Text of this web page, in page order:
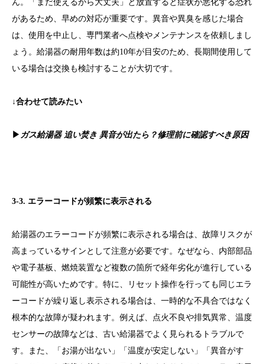
ん。「まだ使えるから大丈夫」と放置すると症状が悪化する恐れ
があるため、早めの対応が重要です。異音や異臭を感じた場合
は、使用を中止し、専門業者へ点検やメンテナンスを依頼しまし
ょう。給湯器の耐用年数は約10年が目安のため、長期間使用して
いる場合は交換も検討することが大切です。
↓合わせて読みたい
▶ ガス給湯器 追い焚き 異音が出たら？修理前に確認すべき原因
3-3. エラーコードが頻繁に表示される
給湯器のエラーコードが頻繁に表示される場合は、故障リスクが
高まっているサインとして注意が必要です。なぜなら、内部部品
や電子基板、燃焼装置など複数の箇所で経年劣化が進行している
可能性が高いためです。特に、リセット操作を行っても同じエラ
ーコードが繰り返し表示される場合は、一時的な不具合ではなく
根本的な故障が疑われます。例えば、点火不良や排気異常、温度
センサーの故障などは、古い給湯器でよく見られるトラブルで
す。また、「お湯が出ない」「温度が安定しない」「異音がす